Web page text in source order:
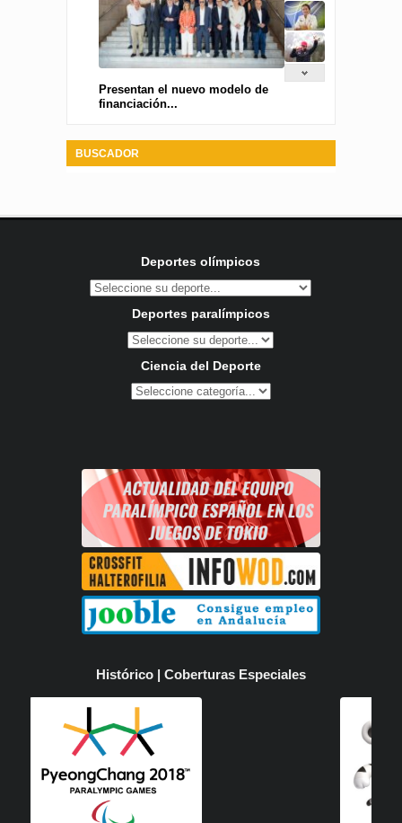
Presentan el nuevo modelo de
financiación...
BUSCADOR
Deportes olímpicos
Deportes paralímpicos
Ciencia del Deporte
Histórico | Coberturas Especiales